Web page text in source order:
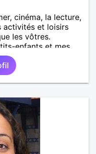
cinéma, la lecture,
activités et loisirs
les vôtres.
enfants et mes
à l’école, pour le
être à l’écoute,
confiance, pour une
voyages et où
Je
Au plaisir de